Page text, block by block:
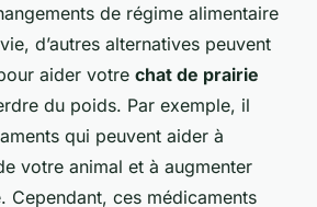
de régime alimentaire
d’autres alternatives peuvent
aider votre chat de prairie
du poids. Par exemple, il
qui peuvent aider à
votre animal et à augmenter
Cependant, ces médicaments